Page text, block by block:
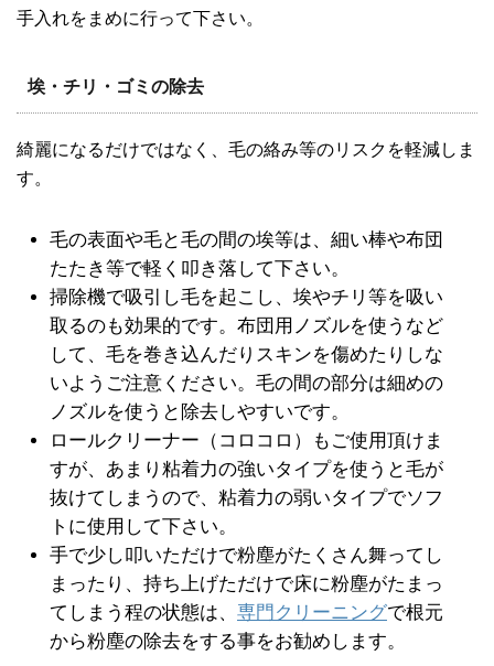
手入れをまめに行って下さい。
埃・チリ・ゴミの除去
綺麗になるだけではなく、毛の絡み等のリスクを軽減しま
す。
毛の表面や毛と毛の間の埃等は、細い棒や布団
たたき等で軽く叩き落して下さい。
掃除機で吸引し毛を起こし、埃やチリ等を吸い
取るのも効果的です。布団用ノズルを使うなど
して、毛を巻き込んだりスキンを傷めたりしな
いようご注意ください。毛の間の部分は細めの
ノズルを使うと除去しやすいです。
ロールクリーナー（コロコロ）もご使用頂けま
すが、あまり粘着力の強いタイプを使うと毛が
抜けてしまうので、粘着力の弱いタイプでソフ
トに使用して下さい。
手で少し叩いただけで粉塵がたくさん舞ってし
まったり、持ち上げただけで床に粉塵がたまっ
てしまう程の状態は、 専門クリーニングで根元
から粉塵の除去をする事をお勧めします。